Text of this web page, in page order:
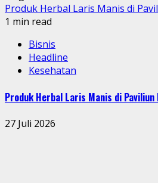
Produk Herbal Laris Manis di
1 min read
Bisnis
Headline
Kesehatan
Produk Herbal Laris Manis di Paviliun
27 Juli 2026